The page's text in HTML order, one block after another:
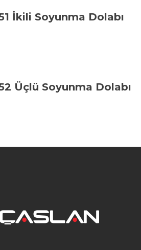
İkili Soyunma Dolabı
Üçlü Soyunma Dolabı